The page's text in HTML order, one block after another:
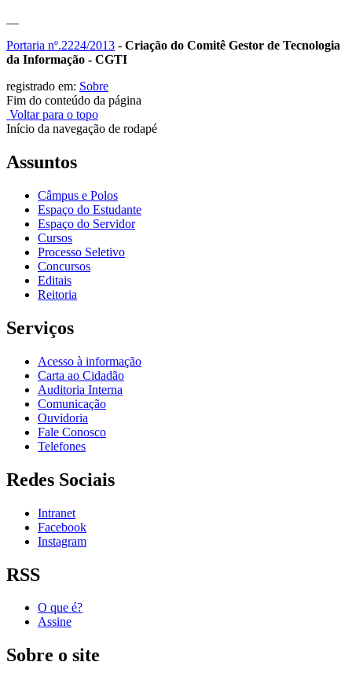
Portaria nº.2224/2013 - Criação do Comitê Gestor de Tecnologia
da Informação - CGTI
registrado em: Sobre
Fim do conteúdo da página
Voltar para o topo
Início da navegação de rodapé
Assuntos
Câmpus e Polos
Espaço do Estudante
Espaço do Servidor
Cursos
Processo Seletivo
Concursos
Editais
Reitoria
Serviços
Acesso à informação
Carta ao Cidadão
Auditoria Interna
Comunicação
Ouvidoria
Fale Conosco
Telefones
Redes Sociais
Intranet
Facebook
Instagram
RSS
O que é?
Assine
Sobre o site